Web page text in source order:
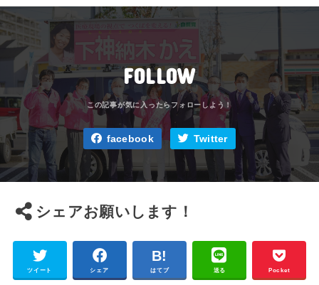
FOLLOW
facebook Twitter
シェアお願いします！
ツイート シェア はてブ 送る Pocket